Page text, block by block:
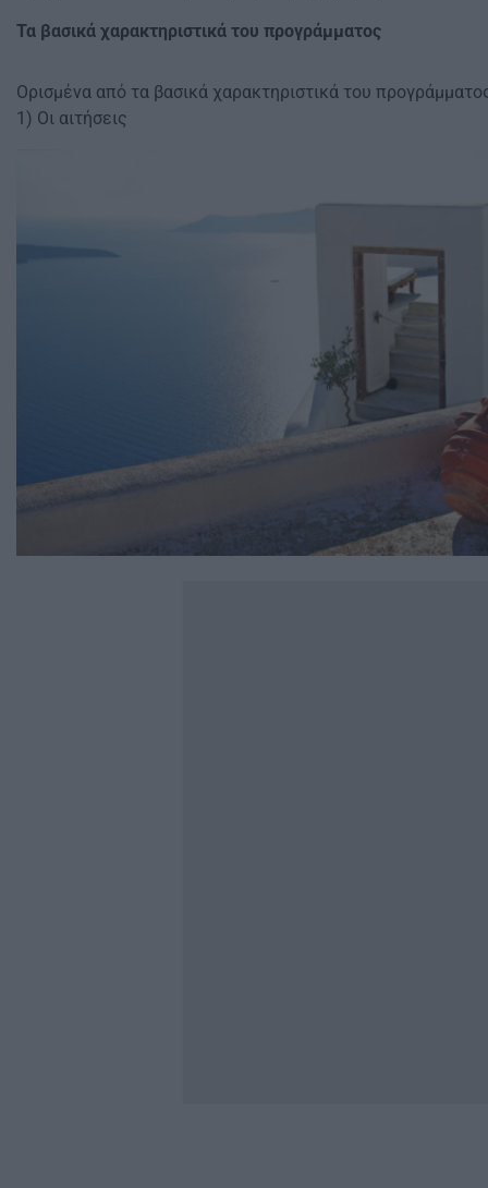
Τα βασικά χαρακτηριστικά του προγράμματος
Ορισμένα από τα βασικά χαρακτηριστικά του
1) Οι αιτήσεις